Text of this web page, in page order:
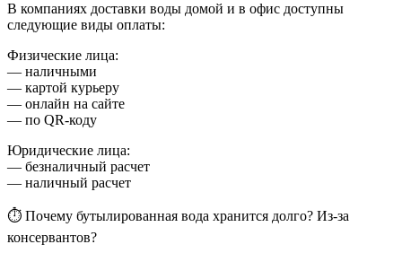
В компаниях доставки воды домой и в офис доступны
следующие виды оплаты:
Физические лица:
— наличными
— картой курьеру
— онлайн на сайте
— по QR-коду
Юридические лица:
— безналичный расчет
— наличный расчет
⏱ Почему бутылированная вода хранится долго? Из-за
консервантов?